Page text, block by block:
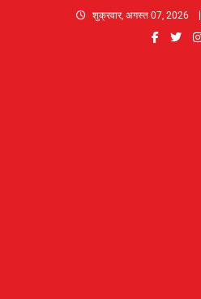
शुक्रवार, अगस्त 07, 2026